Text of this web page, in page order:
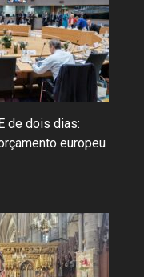
de dois dias:
europeu